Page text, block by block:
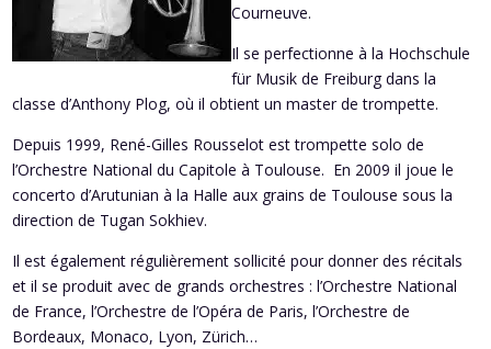
Courneuve.
Il se perfectionne à la Hochschule
für Musik de Freiburg dans la
classe d’Anthony Plog, où il obtient un master de trompette.
Depuis 1999, René-Gilles Rousselot est trompette solo de
l’Orchestre National du Capitole à Toulouse. En 2009 il joue le
concerto d’Arutunian à la Halle aux grains de Toulouse sous la
direction de Tugan Sokhiev.
Il est également régulièrement sollicité pour donner des récitals
et il se produit avec de grands orchestres : l’Orchestre National
de France, l’Orchestre de l’Opéra de Paris, l’Orchestre de
Bordeaux, Monaco, Lyon, Zürich…